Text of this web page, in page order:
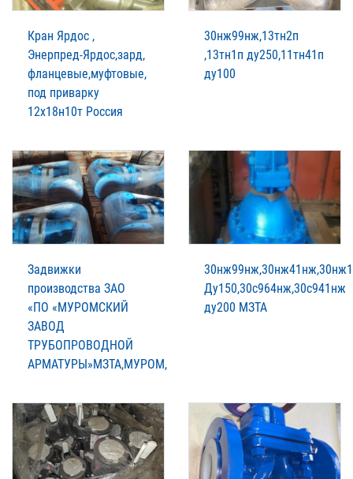
Кран Ярдос ,
Энерпред-Ярдос,зард,
фланцевые,муфтовые,
под приварку
12х18н10т Россия
30нж99нж,13тн2п
,13тн1п ду250,11тн41п
ду100
Задвижки
производства ЗАО
«ПО «МУРОМСКИЙ
ЗАВОД
ТРУБОПРОВОДНОЙ
АРМАТУРЫ»МЗТА,МУРОМ,
Ду150,30с964нж,30с941нж
ду200 МЗТА